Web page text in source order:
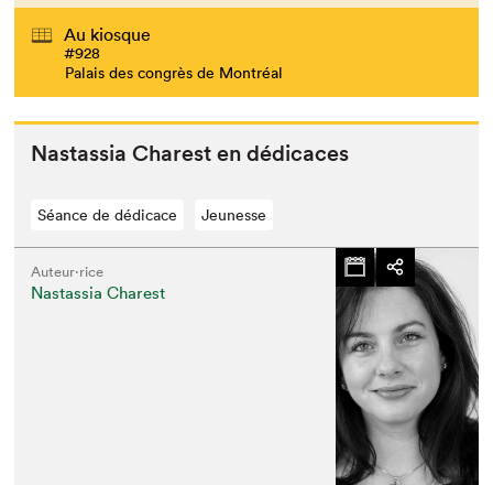
Au kiosque
#928
Palais des congrès de Montréal
Nas­tas­sia Charest en dédicaces
Séance de dédicace Jeunesse
Auteur·rice
Nastassia Charest